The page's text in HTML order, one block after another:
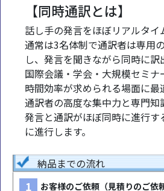
【同時通訳とは】
話し手の発言をほぼリアルタイ
通常は3名体制で通訳者は専用
し、発言を聞きながら同時に訳
国際会議・学会・大規模セミナ
時間効率が求められる場面に最
通訳者の高度な集中力と専門知
発言と通訳がほぼ同時に進行
に進行します。
納品までの流れ
1 お客様のご依頼（見積りのご依頼